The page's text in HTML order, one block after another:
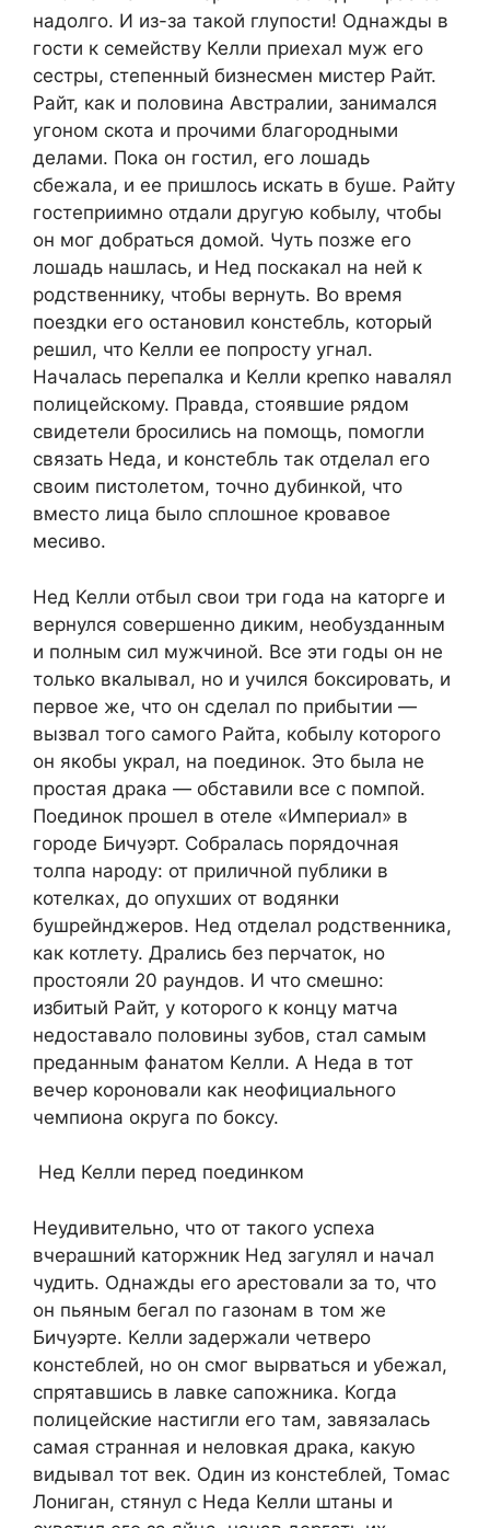
надолго. И из-за такой глупости! Однажды в
гости к семейству Келли приехал муж его
сестры, степенный бизнесмен мистер Райт.
Райт, как и половина Австралии, занимался
угоном скота и прочими благородными
делами. Пока он гостил, его лошадь
сбежала, и ее пришлось искать в буше. Райту
гостеприимно отдали другую кобылу, чтобы
он мог добраться домой. Чуть позже его
лошадь нашлась, и Нед поскакал на ней к
родственнику, чтобы вернуть. Во время
поездки его остановил констебль, который
решил, что Келли ее попросту угнал.
Началась перепалка и Келли крепко навалял
полицейскому. Правда, стоявшие рядом
свидетели бросились на помощь, помогли
связать Неда, и констебль так отделал его
своим пистолетом, точно дубинкой, что
вместо лица было сплошное кровавое
месиво.
Нед Келли отбыл свои три года на каторге и
вернулся совершенно диким, необузданным
и полным сил мужчиной. Все эти годы он не
только вкалывал, но и учился боксировать, и
первое же, что он сделал по прибытии —
вызвал того самого Райта, кобылу которого
он якобы украл, на поединок. Это была не
простая драка — обставили все с помпой.
Поединок прошел в отеле «Империал» в
городе Бичуэрт. Собралась порядочная
толпа народу: от приличной публики в
котелках, до опухших от водянки
бушрейнджеров. Нед отделал родственника,
как котлету. Дрались без перчаток, но
простояли 20 раундов. И что смешно:
избитый Райт, у которого к концу матча
недоставало половины зубов, стал самым
преданным фанатом Келли. А Неда в тот
вечер короновали как неофициального
чемпиона округа по боксу.
Нед Келли перед поединком
Неудивительно, что от такого успеха
вчерашний каторжник Нед загулял и начал
чудить. Однажды его арестовали за то, что
он пьяным бегал по газонам в том же
Бичуэрте. Келли задержали четверо
констеблей, но он смог вырваться и убежал,
спрятавшись в лавке сапожника. Когда
полицейские настигли его там, завязалась
самая странная и неловкая драка, какую
видывал тот век. Один из констеблей, Томас
Лониган, стянул с Неда Келли штаны и